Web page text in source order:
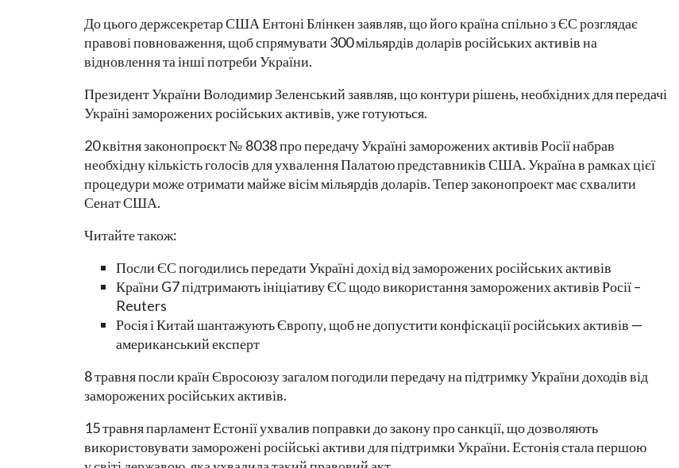
До цього держсекретар США Ентоні Блінкен заявляв, що його країна спільно з ЄС розглядає
правові повноваження, щоб спрямувати 300 мільярдів доларів російських активів на
відновлення та інші потреби України.
Президент України Володимир Зеленський заявляв, що контури рішень, необхідних для передачі
Україні заморожених російських активів, уже готуються.
20 квітня законопроєкт № 8038 про передачу Україні заморожених активів Росії набрав
необхідну кількість голосів для ухвалення Палатою представників США. Україна в рамках цієї
процедури може отримати майже вісім мільярдів доларів. Тепер законопроект має схвалити
Сенат США.
Читайте також:
Посли ЄС погодились передати Україні дохід від заморожених російських активів
Країни G7 підтримають ініціативу ЄС щодо використання заморожених активів Росії –
Reuters
Росія і Китай шантажують Європу, щоб не допустити конфіскації російських активів —
американський експерт
8 травня посли країн Євросоюзу загалом погодили передачу на підтримку України доходів від
заморожених російських активів.
15 травня парламент Естонії ухвалив поправки до закону про санкції, що дозволяють
використовувати заморожені російські активи для підтримки України. Естонія стала першою